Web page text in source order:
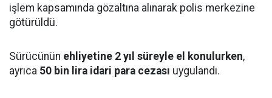
işlem kapsamında gözaltına alınarak polis merkezine
götürüldü.
Sürücünün ehliyetine 2 yıl süreyle el konulurken,
ayrıca 50 bin lira idari para cezası uygulandı.